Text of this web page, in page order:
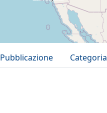
Pubblicazione Categoria